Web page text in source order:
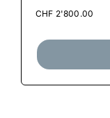
CHF 2'800.00